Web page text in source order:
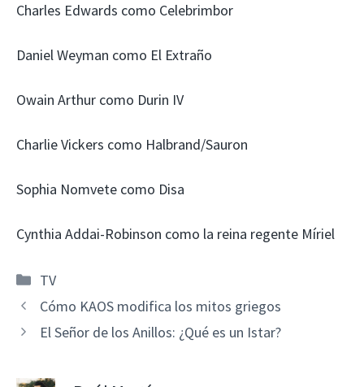
Charles Edwards como Celebrimbor
Daniel Weyman como El Extraño
Owain Arthur como Durin IV
Charlie Vickers como Halbrand/Sauron
Sophia Nomvete como Disa
Cynthia Addai-Robinson como la reina regente Míriel
Categorías
TV
Cómo KAOS modifica los mitos griegos
El Señor de los Anillos: ¿Qué es un Istar?